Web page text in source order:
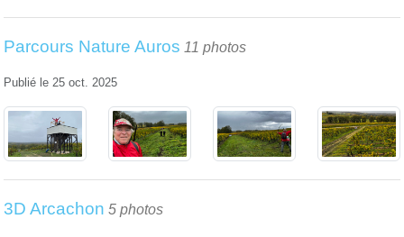
Parcours Nature Auros 11 photos
Publié le 25 oct. 2025
3D Arcachon 5 photos